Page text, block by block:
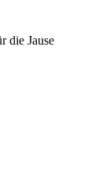
die Jause